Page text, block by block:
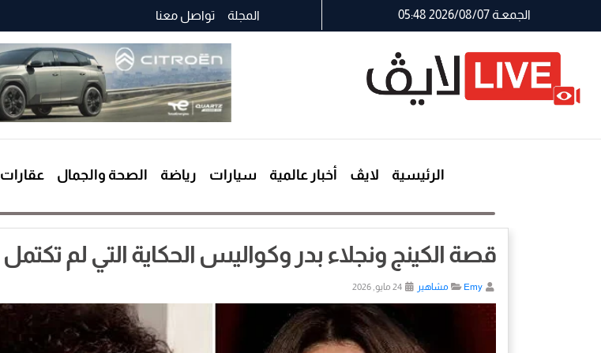
الجمعـة 2026/08/07 05:48 المجلة تواصل معنا
الرئيسية لايڤ أخبار عالمية سيارات رياضة الصحة والجمال عقارات
قصة الكينج ونجلاء بدر وكواليس الحكاية التي لم تكتمل
Emy مشاهير